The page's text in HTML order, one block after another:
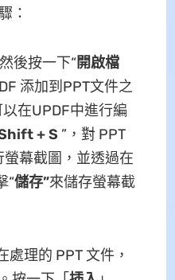
：
後按一下“開啟檔
添加到PPT文件之
以在UPDF中進行編
+ S ”，對 PPT
幕截圖，並透過在
“儲存”來儲存螢幕截
理的 PPT 文件，